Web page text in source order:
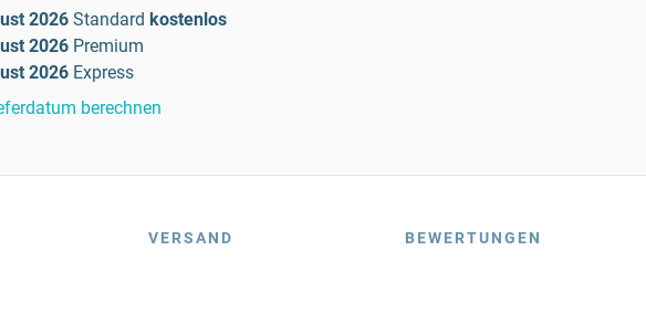
2026 Standard kostenlos
2026 Premium
2026 Express
berechnen
VERSAND BEWERTUNGEN